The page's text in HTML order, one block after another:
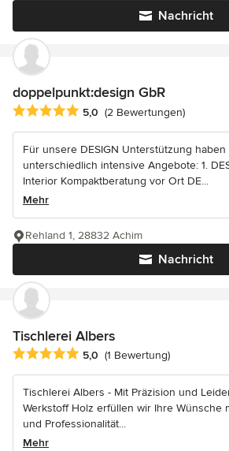
Nachricht
doppelpunkt:design GbR
Durchschnittliche Bewertung: 5 von 5
5,0 (2 Bewertungen)
Für unsere DESIGN Unterstützung
unterschiedlich intensive Angebote: 1.
Interior Kompaktberatung vor Ort DE...
Mehr
Nachricht
Rehland 1, 28832 Achim
Tischlerei Albers
Durchschnittliche Bewertung: 5 von 5
5,0 (1 Bewertung)
Tischlerei Albers - Mit Präzision und
Werkstoff Holz erfüllen wir Ihre Wünsche
und Professionalität...
Mehr